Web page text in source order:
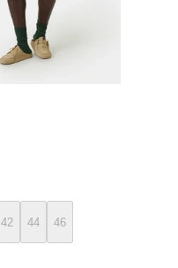
42 44 46